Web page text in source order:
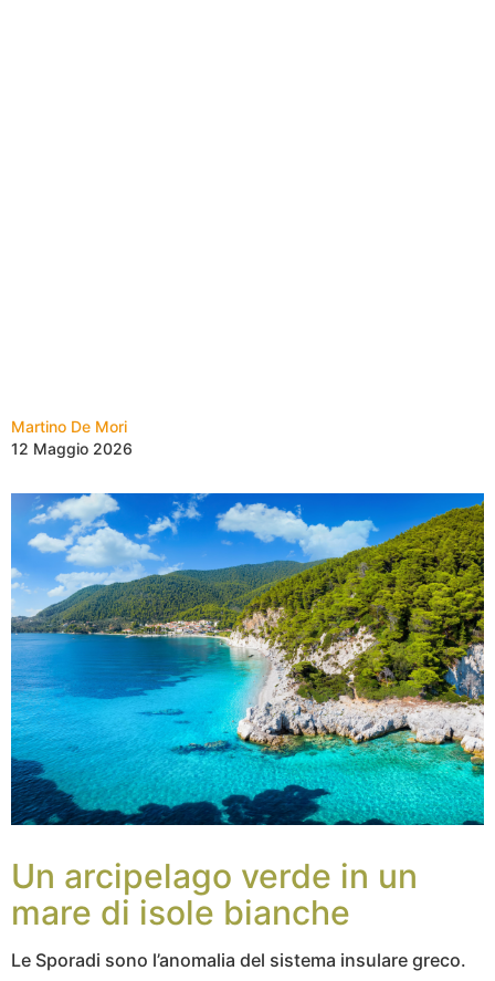
Martino De Mori
12 Maggio 2026
Un arcipelago verde in un
mare di isole bianche
Le Sporadi sono l’anomalia del sistema insulare greco.